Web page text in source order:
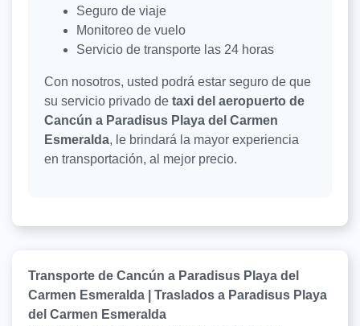
Seguro de viaje
Monitoreo de vuelo
Servicio de transporte las 24 horas
Con nosotros, usted podrá estar seguro de que
su servicio privado de taxi del aeropuerto de
Cancún a Paradisus Playa del Carmen
Esmeralda, le brindará la mayor experiencia
en transportación, al mejor precio.
Transporte de Cancún a Paradisus Playa del
Carmen Esmeralda | Traslados a Paradisus Playa
del Carmen Esmeralda